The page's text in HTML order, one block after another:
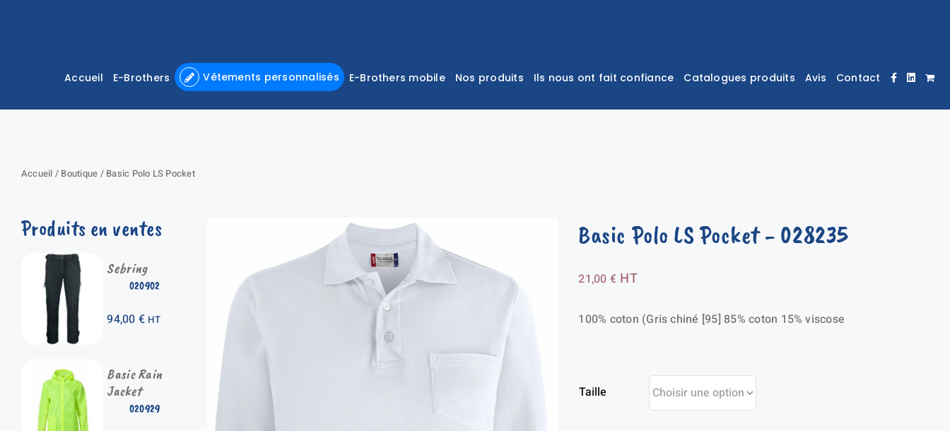
Accueil E-Brothers Vêtements personnalisés E-Brothers mobile Nos produits Ils nous ont fait confiance Catalogues produits Avis Contact
Accueil / Boutique / Basic Polo LS Pocket
Produits en ventes
020902
Sebring
94,00 € HT
020929
Basic Rain
Jacket
Basic Polo LS Pocket- 028235
21,00 € HT
100% coton (Gris chiné [95] 85% coton 15% viscose
Taille